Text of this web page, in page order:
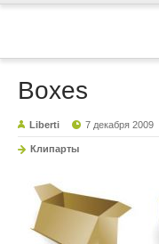
Boxes
Liberti 7 декабря 2009
Клипарты